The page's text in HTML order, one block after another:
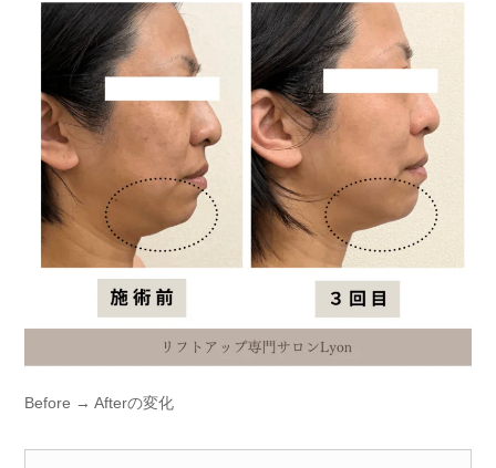
Before → Afterの変化